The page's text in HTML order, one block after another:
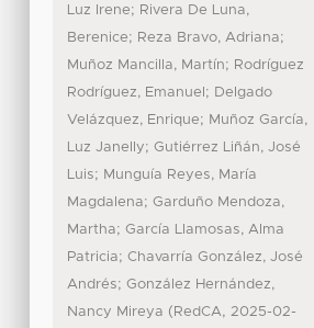
Luz Irene; Rivera De Luna,
Berenice; Reza Bravo, Adriana;
Muñoz Mancilla, Martín; Rodríguez
Rodríguez, Emanuel ; Delgado
Velázquez, Enrique; Muñoz García,
Luz Janelly; Gutiérrez Liñán, José
Luis; Munguía Reyes, María
Magdalena; Garduño Mendoza,
Martha; García Llamosas, Alma
Patricia; Chavarría González, José
Andrés; González Hernández,
Nancy Mireya ( RedCA, 2025-02-